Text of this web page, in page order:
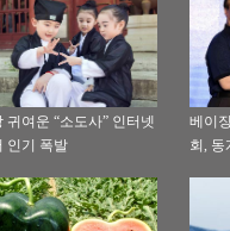
귀여운 “소도사” 인터넷
인기 폭발
베이
회, 동